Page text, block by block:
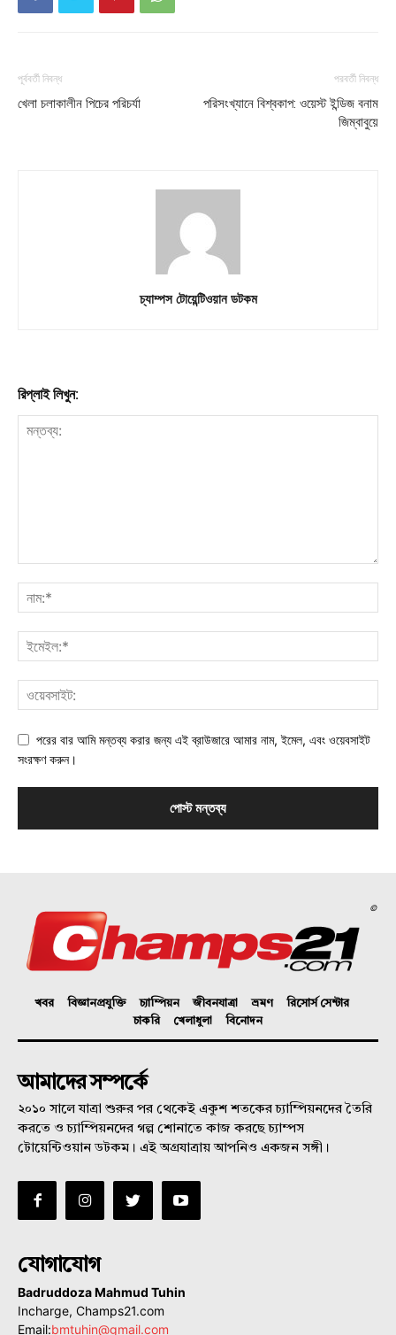
পূর্ববর্তী নিবন্ধ
খেলা চলাকালীন পিচের পরিচর্যা
পরবর্তী নিবন্ধ
পরিসংখ্যানে বিশ্বকাপ: ওয়েস্ট ইন্ডিজ বনাম
জিম্বাবুয়ে
চ্যাম্পস টোয়েন্টিওয়ান ডটকম
রিপ্লাই লিখুন:
পরের বার আমি মন্তব্য করার জন্য এই ব্রাউজারে আমার নাম, ইমেল, এবং ওয়েবসাইট
সংরক্ষণ করুন।
©
খবর বিজ্ঞানপ্রযুক্তি চ্যাম্পিয়ন জীবনযাত্রা ভ্রমণ
রিসোর্স সেন্টার
চাকরি
খেলাধুলা বিনোদন
আমাদের সম্পর্কে
২০১০ সালে যাত্রা শুরুর পর থেকেই একুশ শতকের চ্যাম্পিয়নদের তৈরি
করতে ও চ্যাম্পিয়নদের গল্প শোনাতে কাজ করছে চ্যাম্পস
টোয়েন্টিওয়ান ডটকম। এই অগ্রযাত্রায় আপনিও একজন সঙ্গী।
যোগাযোগ
Badruddoza Mahmud Tuhin
Incharge, Champs21.com
Email:bmtuhin@gmail.com